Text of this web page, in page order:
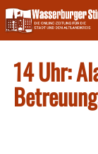
Skip
to
content
14 Uhr: